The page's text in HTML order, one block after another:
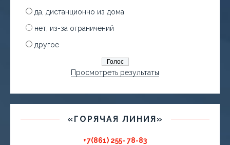
да, дистанционно из дома
нет, из-за ограничений
другое
Просмотреть результаты
«ГОРЯЧАЯ ЛИНИЯ»
+7(861) 255- 78-83